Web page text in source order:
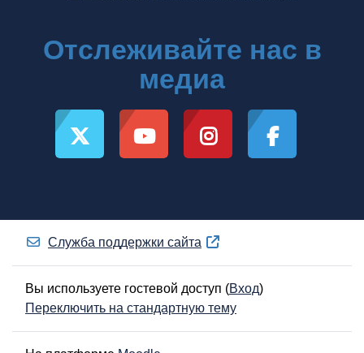
Отслеживайте нас в
медиа
Служба поддержки сайта
Вы используете гостевой доступ (Вход)
Переключить на стандартную тему